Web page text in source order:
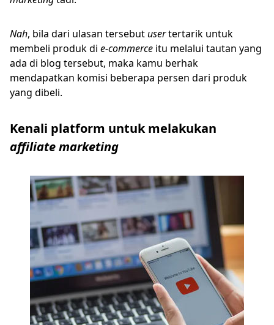
Nah, bila dari ulasan tersebutusertertarik untuk
membeli produk di e-commerce itu melalui tautan yang
ada di blog tersebut, maka kamu berhak
mendapatkan komisi beberapa persen dari produk
yang dibeli.
Kenali platform untuk melakukan
affiliate marketing